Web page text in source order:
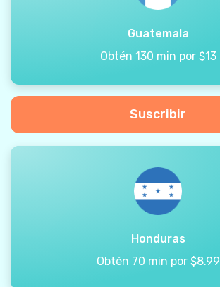
Guatemala
Obtén 130 min por $13
Suscribir
Honduras
Obtén 70 min por $8.99